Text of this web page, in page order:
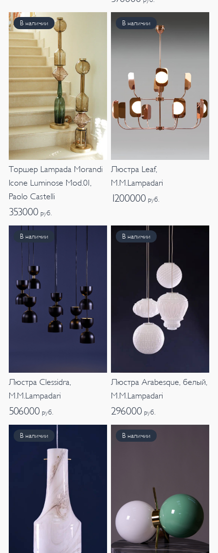
В наличии
Торшер Lampada Morandi
Icone Luminose Mod.01,
Paolo Castelli
353000 руб.
В наличии
Люстра Leaf,
M.M.Lampadari
1200000 руб.
В наличии
Люстра Clessidra,
M.M.Lampadari
506000 руб.
В наличии
Люстра Arabesque, белый,
M.M.Lampadari
296000 руб.
В наличии В наличии